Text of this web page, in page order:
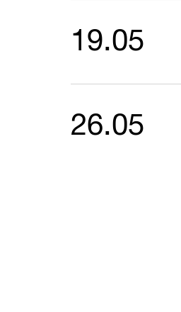
19.05
26.05